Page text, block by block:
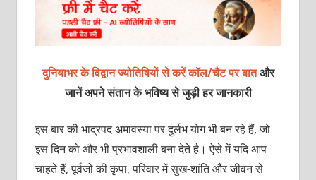
दुनियाभर के विद्वान ज्योतिषियों से करें कॉल/चैट पर बातऔर
जानें अपने संतान के भविष्य से जुड़ी हर जानकारी
इस बार की भाद्रपद अमावस्या पर दुर्लभ योग भी बन रहे हैं, जो
इस दिन को और भी प्रभावशाली बना देते है। ऐसे में यदि आप
चाहते हैं, पूर्वजों की कृपा, परिवार में सुख-शांति और जीवन से